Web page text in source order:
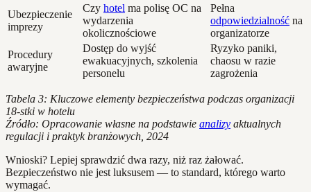
Ubezpieczenie
imprezy
Czy hotel ma polisę OC na
wydarzenia
okolicznościowe
Pełna
odpowiedzialność na
organizatorze
Procedury
awaryjne
Dostęp do wyjść
ewakuacyjnych, szkolenia
personelu
Ryzyko paniki,
chaosu w razie
zagrożenia
Tabela 3: Kluczowe elementy bezpieczeństwa podczas organizacji
18-stki w hotelu
Źródło: Opracowanie własne na podstawie analizy aktualnych
regulacji i praktyk branżowych, 2024
Wnioski? Lepiej sprawdzić dwa razy, niż raz żałować.
Bezpieczeństwo nie jest luksusem — to standard, którego warto
wymagać.